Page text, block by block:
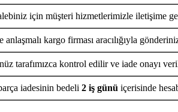
için müşteri hizmetlerimizle iletişime
kargo firması aracılığıyla
tarafımızca kontrol edilir ve iade onayı
iadesinin bedeli 2 iş günü içerisinde